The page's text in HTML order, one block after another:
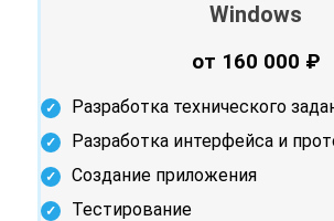
Windows
от 160 000 ₽
Разработка технического
Разработка интерфейса и
Создание приложения
Тестирование